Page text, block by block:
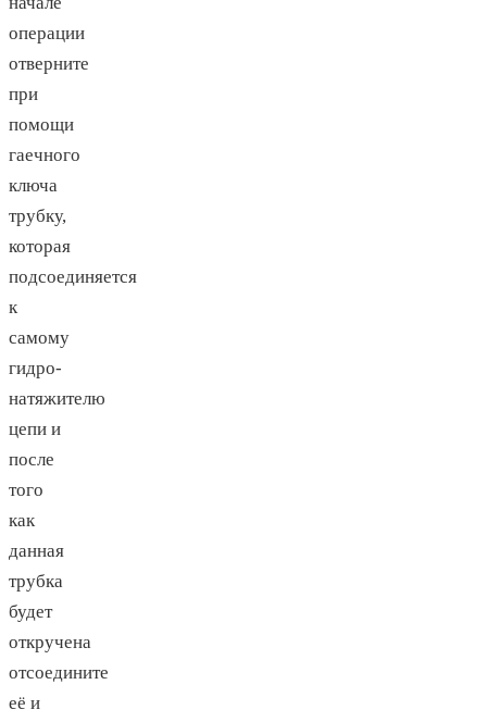
операции
отверните
при
помощи
гаечного
ключа
трубку,
которая
подсоединяется
к
самому
гидро-
натяжителю
цепи и
после
того
как
данная
трубка
будет
откручена
отсоедините
её и